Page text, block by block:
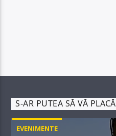
S-AR PUTEA SĂ VĂ PLACĂ
EVENIMENTE